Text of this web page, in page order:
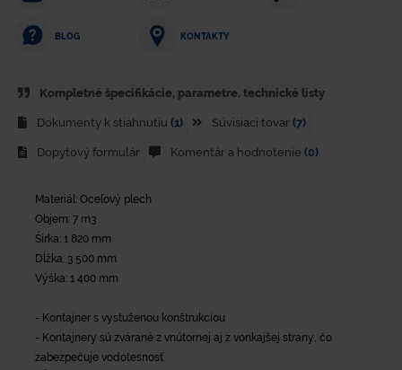
BLOG KONTAKTY
Kompletné špecifikácie, parametre. technické listy
Dokumenty k stiahnutiu (1) Súvisiaci tovar (7)
Dopytový formulár Komentár a hodnotenie (0)
Materiál: Oceľový plech
Objem: 7 m3
Šírka: 1 820 mm
Dĺžka: 3 500 mm
Výška: 1 400 mm
- Kontajner s vystuženou konštrukciou
- Kontajnery sú zvárané z vnútornej aj z vonkajšej strany, čo
zabezpečuje vodotesnosť